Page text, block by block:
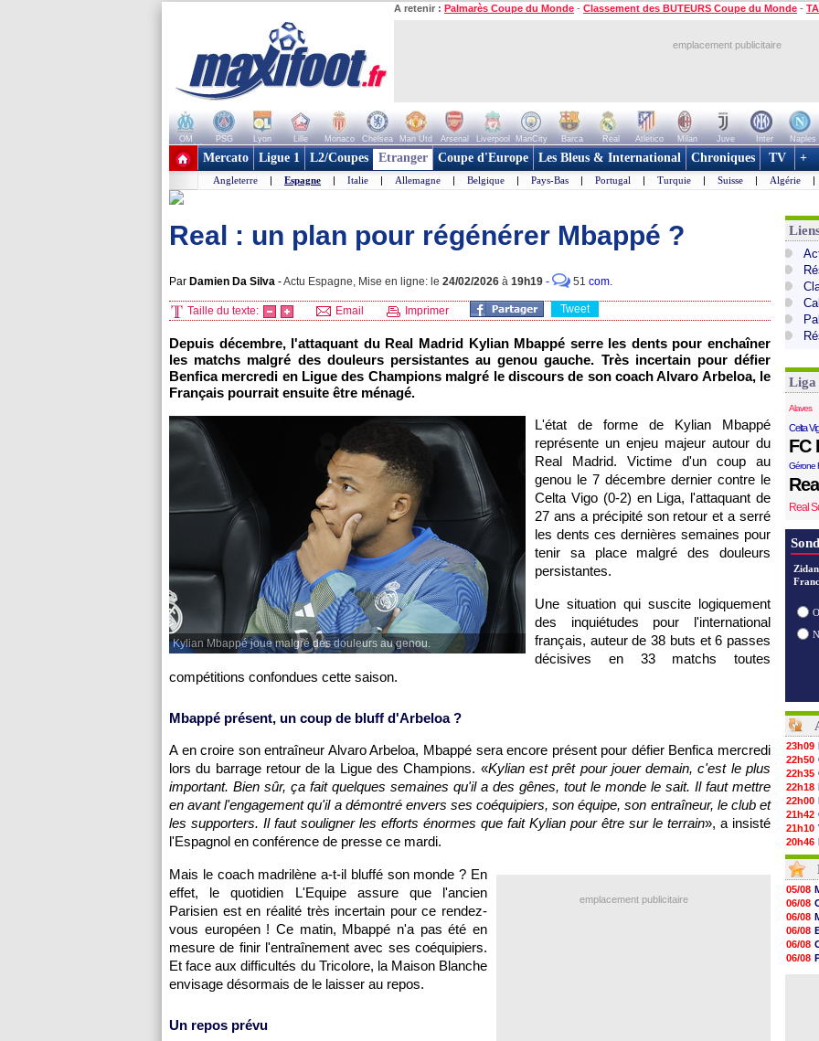
A retenir : Palmarès Coupe du Monde - Classement des BUTEURS Coupe du Monde -
emplacement publicitaire
OM PSG Lyon Lille Monaco Chelsea Man Utd Arsenal Liverpool ManCity Barca Real Atletico Milan Juve Inter Naples
+ de clubs
Mercato Ligue 1 L2/Coupes Etranger Coupe d'Europe Les Bleus & International Chroniques TV +
Angleterre | Espagne | Italie | Allemagne | Belgique | Pays-Bas | Portugal | Turquie | Suisse | Algérie |
Real : un plan pour régénérer Mbappé ?
Par Damien Da Silva -Actu Espagne, Mise en ligne: le 24/02/2026 à 19h19 - 51 com.
Taille du texte: Email Imprimer Tweet
Depuis décembre, l'attaquant du Real Madrid Kylian Mbappé serre les dents pour enchaîner
les matchs malgré des douleurs persistantes au genou gauche. Très incertain pour défier
Benfica mercredi en Ligue des Champions malgré le discours de son coach Alvaro Arbeloa, le
Français pourrait ensuite être ménagé.
Kylian Mbappé joue malgré des douleurs au genou.
L'état de forme de Kylian Mbappé
représente un enjeu majeur autour du
Real Madrid. Victime d'un coup au
genou le 7 décembre dernier contre le
Celta Vigo (0-2) en Liga, l'attaquant de
27 ans a précipité son retour et a serré
les dents ces dernières semaines pour
tenir sa place malgré des douleurs
persistantes.
Une situation qui suscite logiquement
des inquiétudes pour l'international
français, auteur de 38 buts et 6 passes
décisives en 33 matchs toutes
compétitions confondues cette saison.
Mbappé présent, un coup de bluff d'Arbeloa ?
A en croire son entraîneur Alvaro Arbeloa, Mbappé sera encore présent pour défier Benfica mercredi
lors du barrage retour de la Ligue des Champions. «Kylian est prêt pour jouer demain, c'est le plus
important. Bien sûr, ça fait quelques semaines qu'il a des gênes, tout le monde le sait. Il faut mettre
en avant l'engagement qu'il a démontré envers ses coéquipiers, son équipe, son entraîneur, le club et
les supporters. Il faut souligner les efforts énormes que fait Kylian pour être sur le terrain», a insisté
l'Espagnol en conférence de presse ce mardi.
emplacement publicitaire
Mais le coach madrilène a-t-il bluffé son monde ? En
effet, le quotidien L'Equipe assure que l'ancien
Parisien est en réalité très incertain pour ce rendez-
vous européen ! Ce matin, Mbappé n'a pas été en
mesure de finir l'entraînement avec ses coéquipiers.
Et face aux difficultés du Tricolore, la Maison Blanche
envisage désormais de le laisser au repos.
Un repos prévu
Liga
Alaves
Celta
FC
Gérone
Real
23h09
22h50
22h35
22h18
22h00
21h42
21h10
20h46
20h30
20h01
19h18
19h09
18h48
18h37
18h29
17h58
17h46
05/08
06/08
06/08
06/08
06/08
06/08